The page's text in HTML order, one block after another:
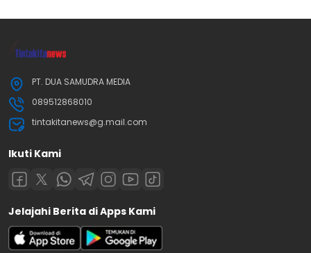
PT. DUA SAMUDRA MEDIA
089512868010
tintakitanews@g.mail.com
Ikuti Kami
Jelajahi Berita di Apps Kami